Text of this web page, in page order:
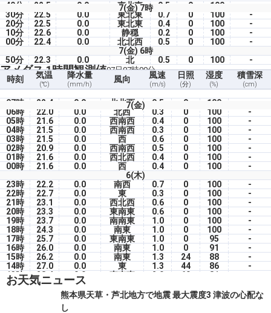
7(金) 7時
40分 22.5 0.0 東北東 0.5 0 100
30分
22.5 0.0 東北東 0.7 0 100
-
20分
22.5 0.0 東北東 0.4 0 100
-
10分
22.6 0.0 静穏 0.2 0 100
-
00分
22.4 0.0 北北西 0.5 0 100
-
7(金) 6時
50分
22.3 0.0 北 0.5 0 100 -
アメダス 1時間観測値07日07時00分
時刻 気温
(℃)
降水量
(mm/h)
風向 風速
(m/s)
日照
(分)
湿度
(%)
積雪深
(cm)
7(金)
07時 22.4 0.0 北北西 0.5 0 100
06時
22.0 0.0 北西 0.3 0 100
-
05時
21.6 0.0 西南西 0.4 0 100
-
04時
21.5 0.0 西南西 0.3 0 100
-
03時
21.5 0.0 西 0.6 0 100
-
02時
20.9 0.0 西南西 0.5 0 100
-
01時
21.6 0.0 西北西 0.4 0 100
-
00時
21.6 0.0 西 0.4 0 100
-
6(木)
23時
22.2 0.0 南西 0.7 0 100
-
22時
22.7 0.0 東 0.3 0 100
-
21時
23.1 0.0 西北西 0.6 0 100
-
20時
23.3 0.0 東南東 0.6 0 100
-
19時
23.7 0.0 南南東 1.0 0 100
-
18時
24.3 0.0 南東 1.0 0 100
-
17時
25.7 0.0 東南東 1.0 0 95
-
16時
26.0 0.0 南東 1.0 0 91
-
15時
26.2 0.0 南東 1.3 24 88
-
14時
27.0 0.0 東 1.3 44 86
-
13時
28.4 0.0 東南東 2.0 60 81
12時
26.4 0.0
0.0 南南東 2.0 60 80
-
0.0 南東 1.7 60 80
-
お天気ニュース
熊本県天草・芦北地方で地震 最大震度3 津波の心配な
し